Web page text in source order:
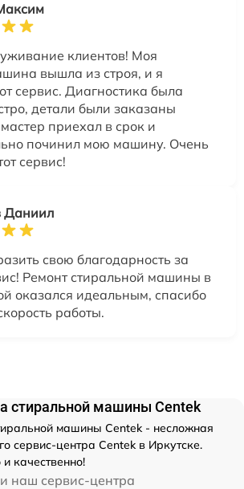
клиентов! Моя
вышла из строя, и я
сервис. Диагностика была
детали были заказаны
приехал в срок и
починил мою машину. Очень
сервис!
Даниил
свою благодарность за
Ремонт стиральной машины в
оказался идеальным, спасибо
работы.
стиральной машины Centek
машины Centek - несложная
сервис-центра Centek в Иркутске.
качественно!
наш сервис-центра